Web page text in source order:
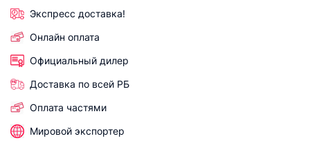
Экспресс доставка!
Онлайн оплата
Официальный дилер
Доставка по всей РБ
Оплата частями
Мировой экспортер